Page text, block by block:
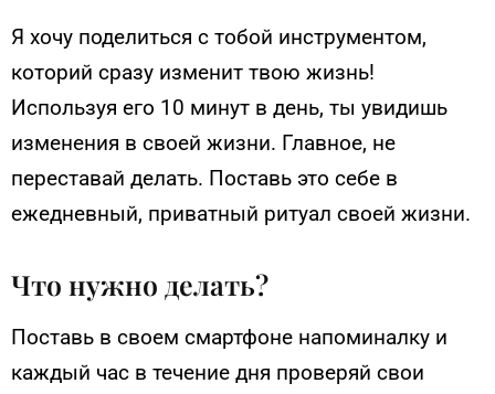
Я хочу поделиться с тобой инструментом,
которий сразу изменит твою жизнь!
Используя его 10 минут в день, ты увидишь
изменения в своей жизни. Главное, не
переставай делать. Поставь это себе в
ежедневный, приватный ритуал своей жизни.
Что нужно делать?
Поставь в своем смартфоне напоминалку и
каждый час в течение дня проверяй свои